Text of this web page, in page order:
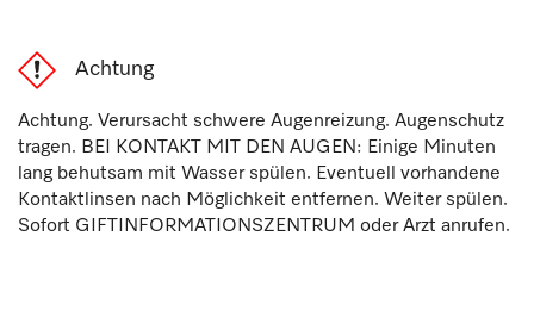
Achtung
Achtung. Verursacht schwere Augenreizung. Augenschutz
tragen. BEI KONTAKT MIT DEN AUGEN: Einige Minuten
lang behutsam mit Wasser spülen. Eventuell vorhandene
Kontaktlinsen nach Möglichkeit entfernen. Weiter spülen.
Sofort GIFTINFORMATIONSZENTRUM oder Arzt anrufen.